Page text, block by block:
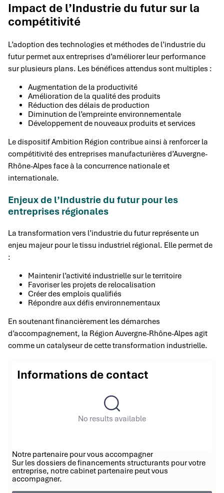
Impact de l’Industrie du futur sur la
compétitivité
L’adoption des technologies et méthodes de l’industrie du
futur permet aux entreprises d’améliorer leur performance
sur plusieurs plans. Les bénéfices attendus sont multiples :
Augmentation de la productivité
Amélioration de la qualité des produits
Réduction des délais de production
Diminution de l’empreinte environnementale
Développement de nouveaux produits et services
Le dispositif Ambition Région contribue ainsi à renforcer la
compétitivité des entreprises manufacturières d’Auvergne-
Rhône-Alpes face à la concurrence nationale et
internationale.
Enjeux de l’Industrie du futur pour les
entreprises régionales
La transformation vers l’industrie du futur représente un
enjeu majeur pour le tissu industriel régional. Elle permet de
:
Maintenir l’activité industrielle sur le territoire
Favoriser les projets de relocalisation
Créer des emplois qualifiés
Répondre aux défis environnementaux
En soutenant financièrement les démarches
d’accompagnement, la Région Auvergne-Rhône-Alpes agit
comme un catalyseur de cette transformation industrielle.
Informations de contact
No results available
Notre partenaire pour vous accompagner
Sur les dossiers de financements structurants pour votre
entreprise, notre cabinet partenaire peut vous
accompagner.